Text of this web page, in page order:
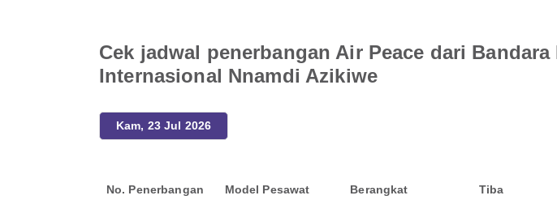
Cek jadwal penerbangan Air Peace dari
Internasional Nnamdi Azikiwe
Kam, 23 Jul 2026
No. Penerbangan Model Pesawat Berangkat Tiba